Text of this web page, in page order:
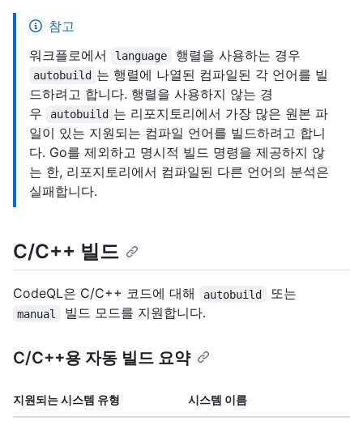
참고
워크플로에서
language 행렬을 사용하는 경우
autobuild 는 행렬에 나열된 컴파일된 각 언어를 빌
드하려고 합니다. 행렬을 사용하지 않는 경
우
autobuild 는 리포지토리에서 가장 많은 원본 파
일이 있는 지원되는 컴파일 언어를 빌드하려고 합니
다. Go를 제외하고 명시적 빌드 명령을 제공하지 않
는 한, 리포지토리에서 컴파일된 다른 언어의 분석은
실패합니다.
C/C++ 빌드
CodeQL은 C/C++ 코드에 대해 autobuild 또는
manual 빌드 모드를 지원합니다.
C/C++용 자동 빌드 요약
지원되는 시스템 유형 시스템 이름